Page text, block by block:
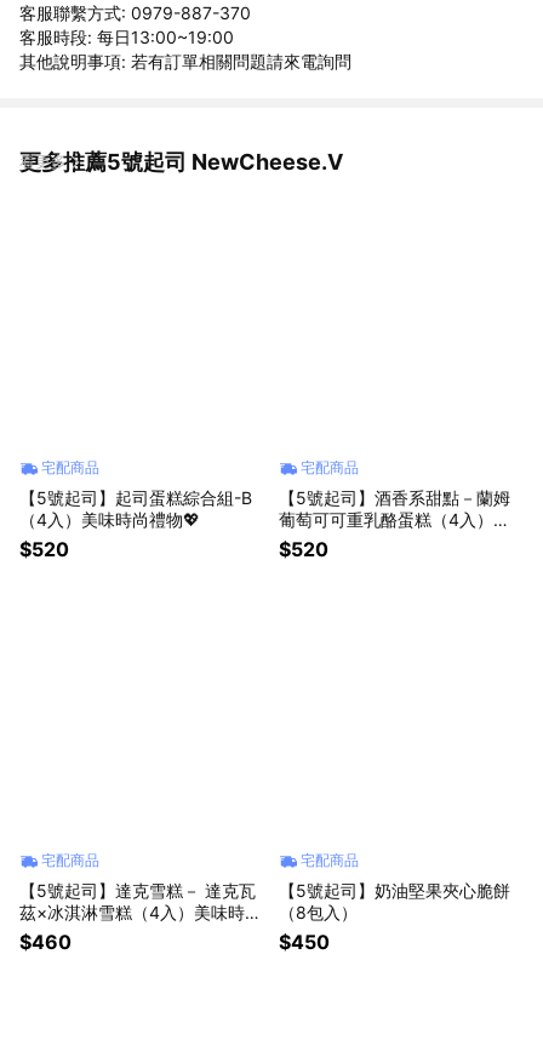
客服聯繫方式: 0979-887-370
客服時段: 每日13:00~19:00
其他說明事項: 若有訂單相關問題請來電詢問
更多推薦5號起司 NewCheese.V
看更多
宅配商品
【5號起司】起司蛋糕綜合組-B
（4入）美味時尚禮物💖
$520
宅配商品
【5號起司】酒香系甜點－蘭姆
葡萄可可重乳酪蛋糕（4入）美
味時尚生日禮物💖起司蛋糕
$520
宅配商品
【5號起司】達克雪糕－ 達克瓦
茲×冰淇淋雪糕（4入）美味時尚
生日禮物🫦
$460
宅配商品
【5號起司】奶油堅果夾心脆餅
（8包入）
$450